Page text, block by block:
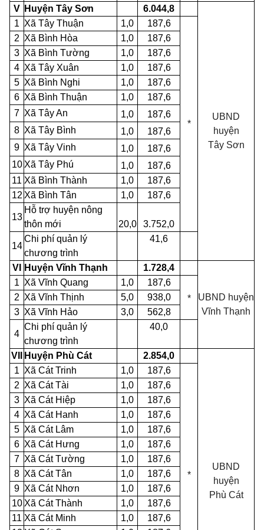
V Huyện Tây Sơn 6.044,8
UBND
huyện
Tây Sơn
1 Xã Tây Thuận 1,0 187,6
*
2 Xã Bình Hòa 1,0
187,6
3 Xã Bình Tường 1,0
187,6
4 Xã Tây Xuân 1,0
187,6
5 Xã Bình Nghi 1,0
187,6
6 Xã Bình Thuận 1,0
187,6
7 Xã Tây An 1,0
187,6
8 Xã Tây Bình 1,0
187,6
9 Xã Tây Vinh 1,0
187,6
10 Xã Tây Phú 1,0
187,6
11 Xã Bình Thành 1,0
187,6
12 Xã Bình Tân 1,0 187,6
13
Hỗ trợ huyện nông
thôn mới
20,0 3.752,0
14
Chi phí quản lý
chương trình
41,6
VI Huyện Vĩnh Thạnh 1.728,4
UBND huyện
Vĩnh Thạnh
1 Xã Vĩnh Quang 1,0
187,6
*
2 Xã Vĩnh Thịnh 5,0
938,0
3 Xã Vĩnh Hảo 3,0 562,8
4
Chi phí quản lý
chương trình
40,0
VII Huyện Phù Cát 2.854,0
UBND
huyện
Phù Cát
1 Xã Cát Trinh 1,0 187,6
*
2 Xã Cát Tài 1,0
187,6
3 Xã Cát Hiệp 1,0
187,6
4 Xã Cát Hanh 1,0
187,6
5 Xã Cát Lâm 1,0
187,6
6 Xã Cát Hưng 1,0
187,6
7 Xã Cát Tường 1,0
187,6
8 Xã Cát Tân 1,0
187,6
9 Xã Cát Nhơn 1,0
187,6
10 Xã Cát Thành 1,0
187,6
11 Xã Cát Minh 1,0
187,6